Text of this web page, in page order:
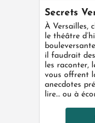
Secrets
À Versailles,
le théâtre
il faudrait
les raconter,
vous offrent
anecdotes
lire… ou à